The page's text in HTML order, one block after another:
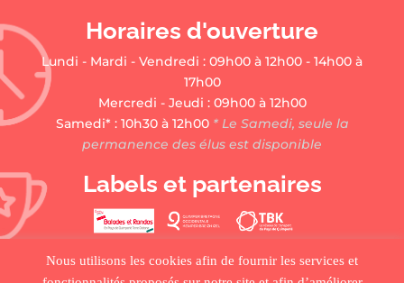
Horaires d'ouverture
Lundi - Mardi - Vendredi : 09h00 à 12h00 - 14h00 à
17h00
Mercredi - Jeudi : 09h00 à 12h00
Samedi* : 10h30 à 12h00* Le Samedi, seule la
permanence des élus est disponible
Labels et partenaires
Nous utilisons les cookies afin de fournir les services et